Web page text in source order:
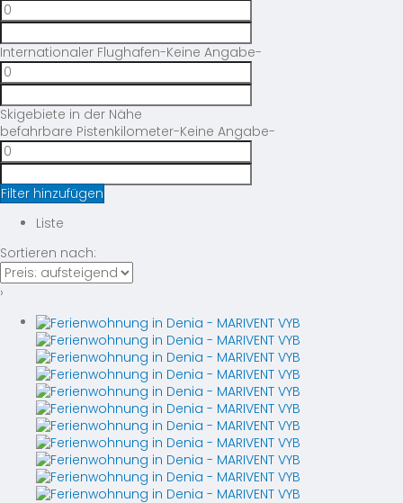
Internationaler Flughafen-Keine Angabe-
Skigebiete in der Nähe
befahrbare Pistenkilometer-Keine Angabe-
Filter hinzufügen
Liste
Sortieren nach:
›